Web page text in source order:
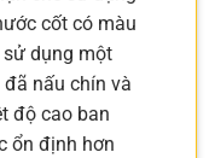
cốt có màu
dụng một
nấu chín và
độ cao ban
ổn định hơn